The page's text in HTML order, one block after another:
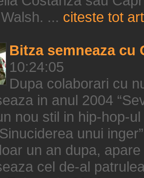
... citeste tot
Bitza semneaza cu
10:24:05
Dupa colaborari cu
in anul 2004
nou stil in hip-hop-
unui
un an dupa,
cel de-al